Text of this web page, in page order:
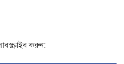
করুন: